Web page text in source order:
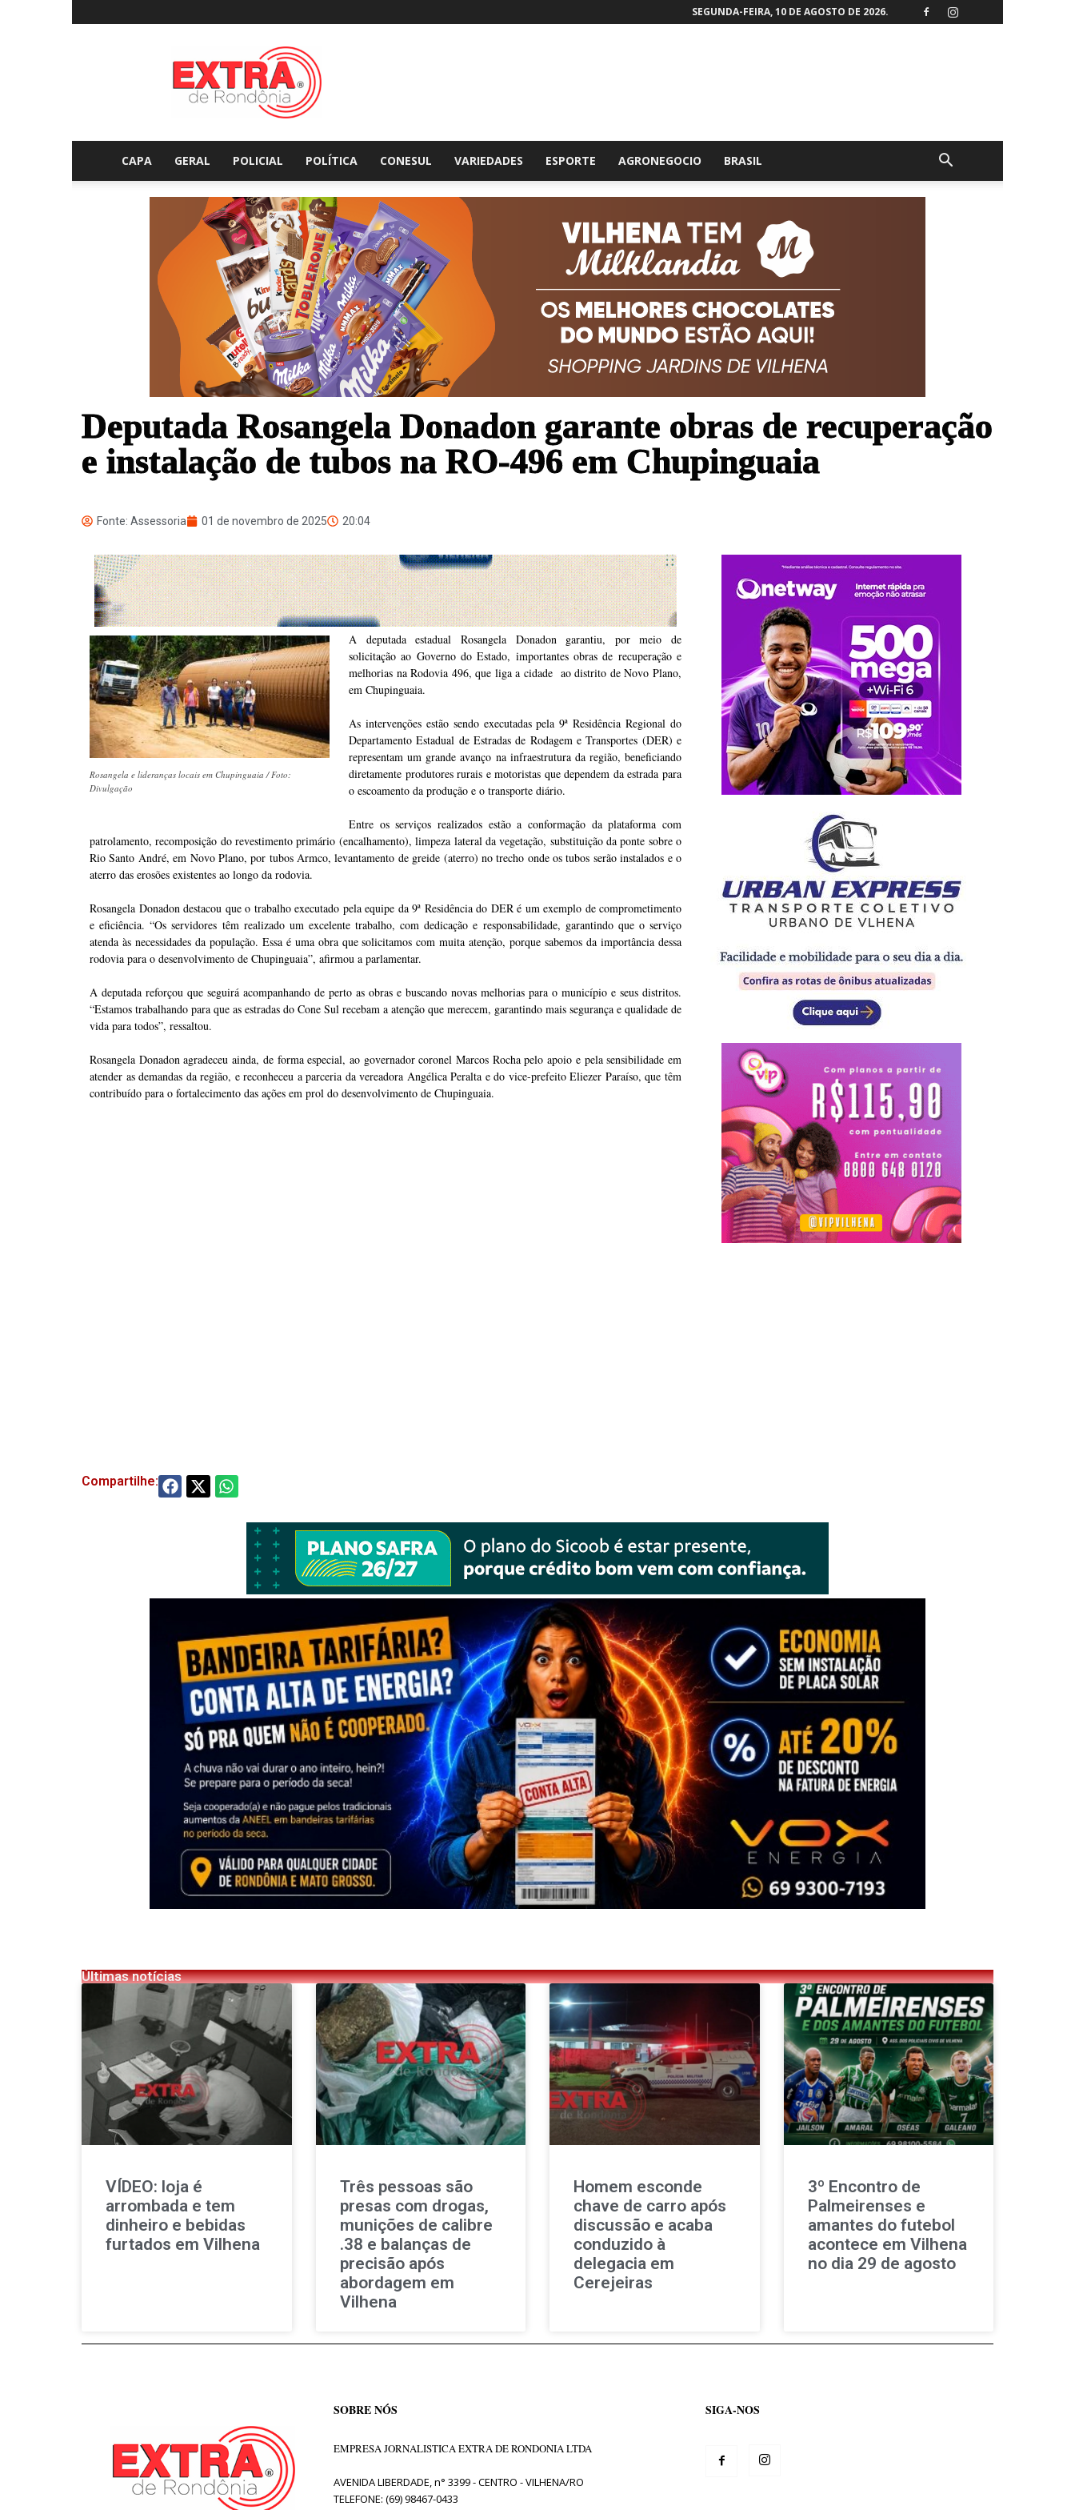
SEGUNDA-FEIRA, 10 DE AGOSTO DE 2026.
Extraderondonia.com.br
CAPA GERAL POLICIAL POLÍTICA CONESUL VARIEDADES ESPORTE AGRONEGOCIO BRASIL
Deputada Rosangela Donadon garante obras de recuperação
e instalação de tubos na RO-496 em Chupinguaia
Fonte: Assessoria 01 de novembro de 2025 20:04
Rosangela e lideranças locais em Chupinguaia / Foto:
Divulgação
A deputada estadual Rosangela Donadon garantiu, por meio de
solicitação ao Governo do Estado, importantes obras de recuperação e
melhorias na Rodovia 496, que liga a cidade ao distrito de Novo Plano,
em Chupinguaia.
As intervenções estão sendo executadas pela 9ª Residência Regional do
Departamento Estadual de Estradas de Rodagem e Transportes (DER) e
representam um grande avanço na infraestrutura da região, beneficiando
diretamente produtores rurais e motoristas que dependem da estrada para
o escoamento da produção e o transporte diário.
Entre os serviços realizados estão a conformação da plataforma com
patrolamento, recomposição do revestimento primário (encalhamento), limpeza lateral da vegetação, substituição da ponte sobre o
Rio Santo André, em Novo Plano, por tubos Armco, levantamento de greide (aterro) no trecho onde os tubos serão instalados e o
aterro das erosões existentes ao longo da rodovia.
Rosangela Donadon destacou que o trabalho executado pela equipe da 9ª Residência do DER é um exemplo de comprometimento
e eficiência. “Os servidores têm realizado um excelente trabalho, com dedicação e responsabilidade, garantindo que o serviço
atenda às necessidades da população. Essa é uma obra que solicitamos com muita atenção, porque sabemos da importância dessa
rodovia para o desenvolvimento de Chupinguaia”, afirmou a parlamentar.
A deputada reforçou que seguirá acompanhando de perto as obras e buscando novas melhorias para o município e seus distritos.
“Estamos trabalhando para que as estradas do Cone Sul recebam a atenção que merecem, garantindo mais segurança e qualidade de
vida para todos”, ressaltou.
Rosangela Donadon agradeceu ainda, de forma especial, ao governador coronel Marcos Rocha pelo apoio e pela sensibilidade em
atender as demandas da região, e reconheceu a parceria da vereadora Angélica Peralta e do vice-prefeito Eliezer Paraíso, que têm
contribuído para o fortalecimento das ações em prol do desenvolvimento de Chupinguaia.
Compartilhe:
Últimas notícias
VÍDEO: loja é
arrombada e tem
dinheiro e bebidas
furtados em Vilhena
Três pessoas são
presas com drogas,
munições de calibre
.38 e balanças de
precisão após
abordagem em
Vilhena
Homem esconde
chave de carro após
discussão e acaba
conduzido à
delegacia em
Cerejeiras
3º Encontro de
Palmeirenses e
amantes do futebol
acontece em Vilhena
no dia 29 de agosto
SOBRE NÓS
EMPRESA JORNALISTICA EXTRA DE RONDONIA LTDA
AVENIDA LIBERDADE, n° 3399 - CENTRO - VILHENA/RO
TELEFONE: (69) 98467-0433
SIGA-NOS